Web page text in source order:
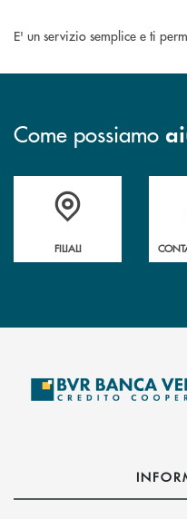
E' un servizio semplice e ti
Come possiamo
Trova la filiale più vicina a te
FILIALI
Hai